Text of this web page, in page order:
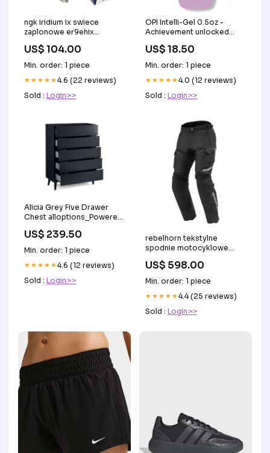
ngk iridium ix swiece
zaplonowe er9ehix
-4rf--125-1996-esi4729714
US$ 104.00
Min. order: 1 piece
★★★★★4.6 (22 reviews)
Sold : Login>>
OPI Intelli-Gel 0.5oz -
Achievement unlocked
Powder
US$ 18.50
Min. order: 1 piece
★★★★★4.0 (12 reviews)
Sold : Login>>
Alicia Grey Five Drawer
Chest alloptions_Powered
US$ 239.50
Min. order: 1 piece
★★★★★4.6 (12 reviews)
Sold : Login>>
rebelhorn tekstylne
spodnie motocyklowe
samsung_s20 ultra
US$ 598.00
Min. order: 1 piece
★★★★★4.4 (25 reviews)
Sold : Login>>